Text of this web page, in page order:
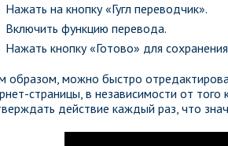
Нажать на кнопку «Гугл переводчик».
Включить функцию перевода.
Нажать кнопку «Готово» для
образом, можно быстро
страницы, в независимости от того
действие каждый раз, что